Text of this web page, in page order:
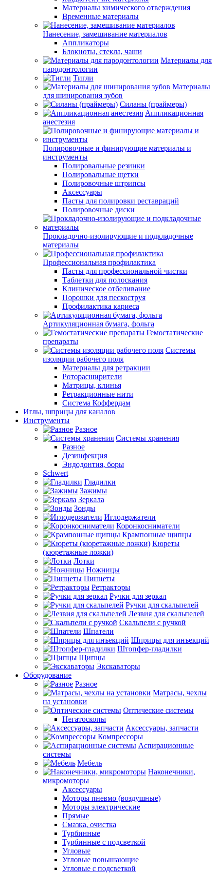
Материалы химического отверждения
Временные материалы
Нанесение, замешивание материалов
Аппликаторы
Блокноты, стекла, чаши
Материалы для
пародонтологии
Тигли
Материалы
для шинирования зубов
Силаны (праймеры)
Аппликационная
анестезия
Полировочные и финирующие материалы и
инструменты
Полировальные резинки
Полировальные щетки
Полировочные штрипсы
Аксессуары
Пасты для полировки реставраций
Полировочные диски
Прокладочно-изолирующие и подкладочные
материалы
Профессиональная профилактика
Пасты для профессиональной чистки
Таблетки для полоскания
Клиническое отбеливание
Порошки для пескоструя
Профилактика кариеса
Артикуляционная бумага, фольга
Гемостатические
препараты
Системы
изоляции рабочего поля
Материалы для ретракции
Роторасширители
Матрицы, клинья
Ретракционные нити
Система Коффердам
Иглы, шприцы для каналов
Инструменты
Разное
Системы хранения
Разное
Дезинфекция
Эндодонтия, боры
Schwert
Гладилки
Зажимы
Зеркала
Зонды
Иглодержатели
Коронкосниматели
Крампонные щипцы
Кюреты
(кюретажные ложки)
Лотки
Ножницы
Пинцеты
Ретракторы
Ручки для зеркал
Ручки для скальпелей
Лезвия для скальпелей
Скальпели с ручкой
Шпатели
Шприцы для инъекций
Штопфер-гладилки
Щипцы
Экскаваторы
Оборудование
Разное
Матрасы, чехлы
на установки
Оптические системы
Негатоскопы
Аксессуары, запчасти
Компрессоры
Аспирационные
системы
Мебель
Наконечники,
микромоторы
Аксессуары
Моторы пневмо (воздушные)
Моторы электрические
Прямые
Смазка, очистка
Турбинные
Турбинные с подсветкой
Угловые
Угловые повышающие
Угловые с подсветкой